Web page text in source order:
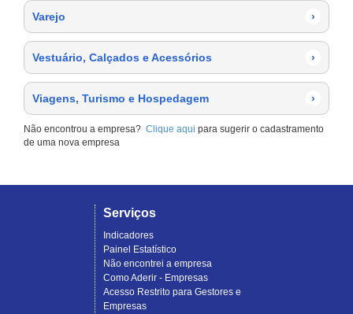
Varejo ›
Vestuário, Calçados e Acessórios ›
Viagens, Turismo e Hospedagem ›
Não encontrou a empresa? Clique aqui para sugerir o cadastramento
de uma nova empresa
Serviços
Indicadores
Painel Estatístico
Não encontrei a empresa
Como Aderir - Empresas
Acesso Restrito para Gestores e
Empresas